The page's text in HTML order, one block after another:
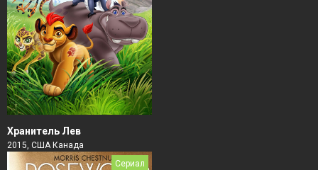
Хранитель Лев
2015, США Канада
Сериал